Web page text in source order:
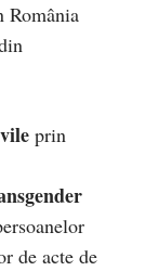
România
prin
de acte de